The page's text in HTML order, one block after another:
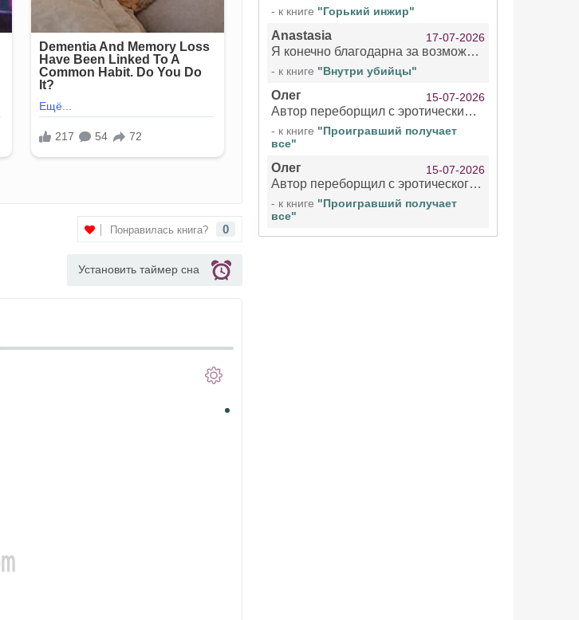
Понравилась книга? 0
Установить таймер сна
- к книге "Горький инжир"
Anastasia 17-07-2026
Я конечно благодарна за возможность бесплатно слушать книги даже новинки , но чтение этой книги просто ужасно
- к книге "Внутри убийцы"
Олег 15-07-2026
Автор переборщил с эротическими сценами. Похоже, с этим у него проблемы.
- к книге "Проигравший получает
все"
Олег 15-07-2026
Автор переборщил с эротического сценами. Похоже, с этим у него проблемы.
- к книге "Проигравший получает
все"